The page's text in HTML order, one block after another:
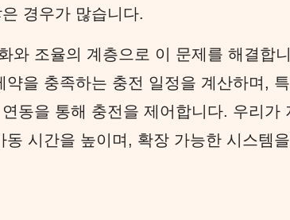
경우가 많습니다.
와 조율의 계층으로 이 문제를 해결합
약을 충족하는 충전 일정을 계산하며,
동을 통해 충전을 제어합니다. 우리가
동 시간을 높이며, 확장 가능한 시스템